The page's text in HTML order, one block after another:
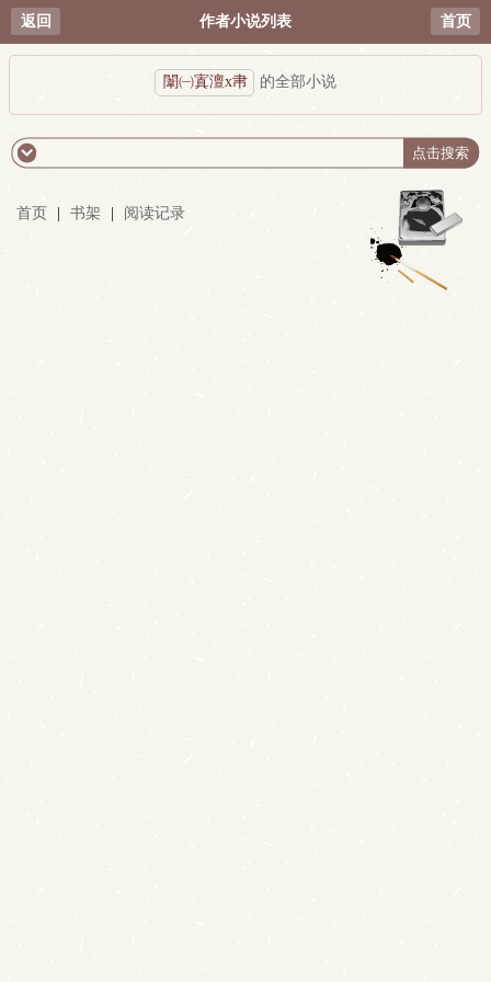
返回 作者小说列表 首页
闈㈠寘澶х帇 的全部小说
首页 书架 阅读记录